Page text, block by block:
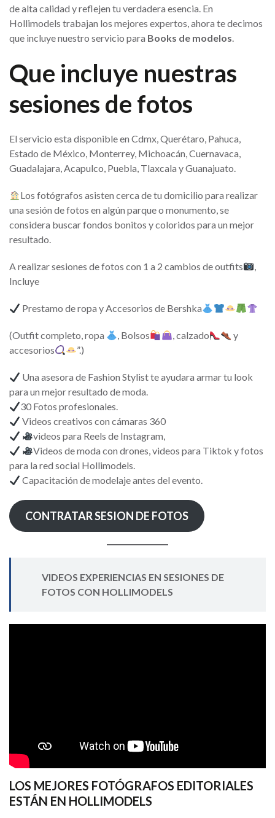
de alta calidad y reflejen tu verdadera esencia. En
Hollimodels trabajan los mejores expertos, ahora te decimos
que incluye nuestro servicio para Books de modelos.
Que incluye nuestras
sesiones de fotos
El servicio esta disponible en Cdmx, Querétaro, Pahuca,
Estado de México, Monterrey, Michoacán, Cuernavaca,
Guadalajara, Acapulco, Puebla, Tlaxcala y Guanajuato.
Los fotógrafos asisten cerca de tu domicilio para realizar
una sesión de fotos en algún parque o monumento, se
considera buscar fondos bonitos y coloridos para un mejor
resultado.
A realizar sesiones de fotos con 1 a 2 cambios de outfits
,
Incluye
Prestamo de ropa y Accesorios de Bershka
(Outfit completo, ropa , Bolsos , calzado
y
accesorios
”.)
Una asesora de Fashion Stylist te ayudara armar tu look
para un mejor resultado de moda.
30 Fotos profesionales.
Videos creativos con cámaras 360
videos para Reels de Instagram,
Videos de moda con drones, videos para Tiktok y fotos
para la red social Hollimodels.
Capacitación de modelaje antes del evento.
CONTRATAR SESION DE FOTOS
VIDEOS EXPERIENCIAS EN SESIONES DE
FOTOS CON HOLLIMODELS
LOS MEJORES FOTÓGRAFOS EDITORIALES
ESTÁN EN HOLLIMODELS